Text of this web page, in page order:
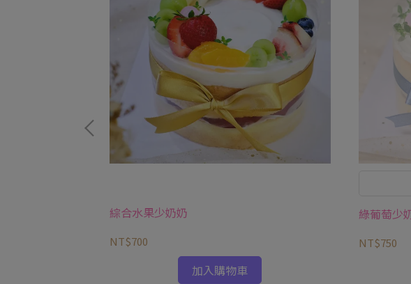
綜合水果少奶奶
NT$700
加入購物車
綠葡萄少
NT$750